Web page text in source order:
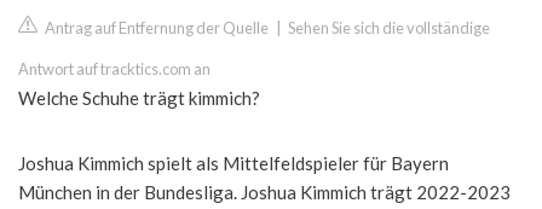
Antrag auf Entfernung der Quelle Sehen Sie sich die vollständige
Antwort auf tracktics.com an
Welche Schuhe trägt kimmich?
Joshua Kimmich spielt als Mittelfeldspieler für Bayern
München in der Bundesliga. Joshua Kimmich trägt 2022-2023